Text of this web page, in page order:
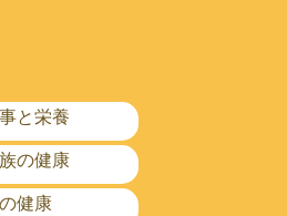
と栄養
の健康
健康